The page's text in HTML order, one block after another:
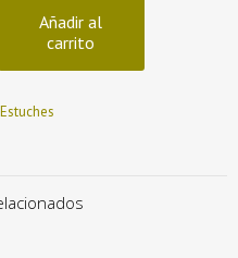
Añadir al
carrito
Estuches